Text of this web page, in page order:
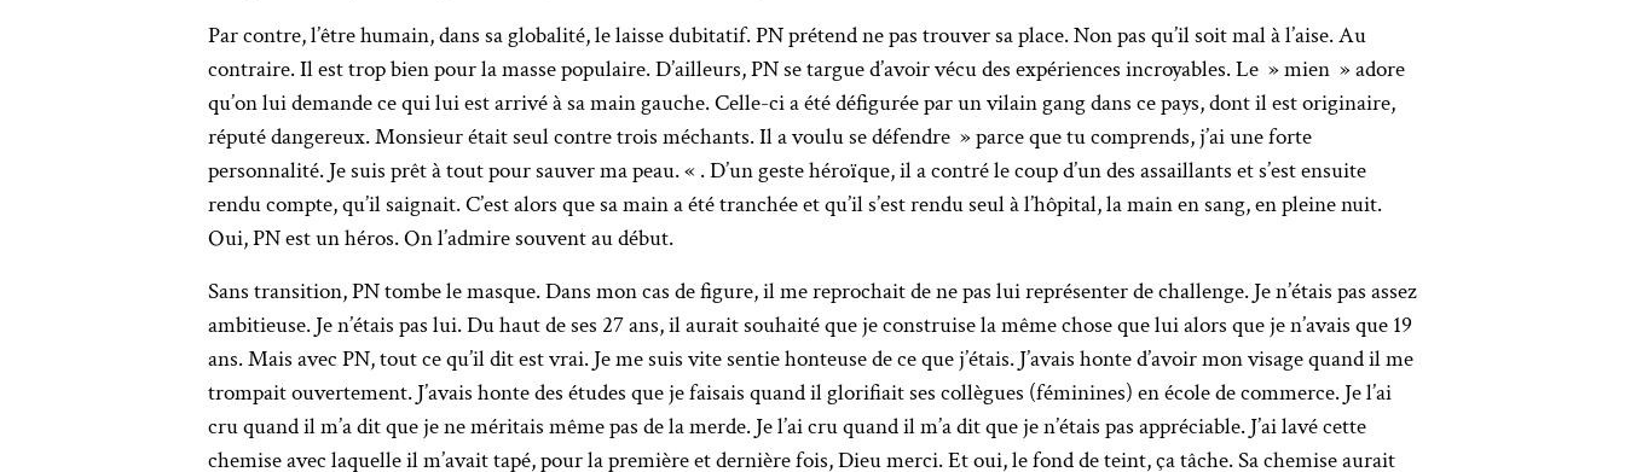
Par contre, l’être humain, dans sa globalité, le laisse dubitatif. PN prétend ne pas trouver sa place. Non pas qu’il soit mal à l’aise. Au
contraire. Il est trop bien pour la masse populaire. D’ailleurs, PN se targue d’avoir vécu des expériences incroyables. Le » mien » adore
qu’on lui demande ce qui lui est arrivé à sa main gauche. Celle-ci a été défigurée par un vilain gang dans ce pays, dont il est originaire,
réputé dangereux. Monsieur était seul contre trois méchants. Il a voulu se défendre » parce que tu comprends, j’ai une forte
personnalité. Je suis prêt à tout pour sauver ma peau. « . D’un geste héroïque, il a contré le coup d’un des assaillants et s’est ensuite
rendu compte, qu’il saignait. C’est alors que sa main a été tranchée et qu’il s’est rendu seul à l’hôpital, la main en sang, en pleine nuit.
Oui, PN est un héros. On l’admire souvent au début.
Sans transition, PN tombe le masque. Dans mon cas de figure, il me reprochait de ne pas lui représenter de challenge. Je n’étais pas assez
ambitieuse. Je n’étais pas lui. Du haut de ses 27 ans, il aurait souhaité que je construise la même chose que lui alors que je n’avais que 19
ans. Mais avec PN, tout ce qu’il dit est vrai. Je me suis vite sentie honteuse de ce que j’étais. J’avais honte d’avoir mon visage quand il me
trompait ouvertement. J’avais honte des études que je faisais quand il glorifiait ses collègues (féminines) en école de commerce. Je l’ai
cru quand il m’a dit que je ne méritais même pas de la merde. Je l’ai cru quand il m’a dit que je n’étais pas appréciable. J’ai lavé cette
chemise avec laquelle il m’avait tapé, pour la première et dernière fois, Dieu merci. Et oui, le fond de teint, ça tâche. Sa chemise aurait